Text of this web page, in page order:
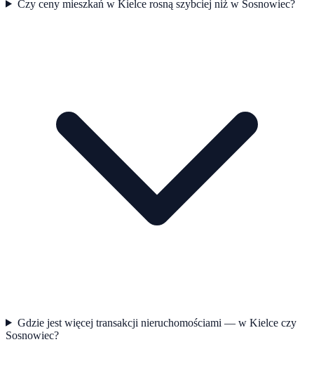
Czy ceny mieszkań w Kielce rosną szybciej niż w Sosnowiec?
Gdzie jest więcej transakcji nieruchomościami — w Kielce czy
Sosnowiec?